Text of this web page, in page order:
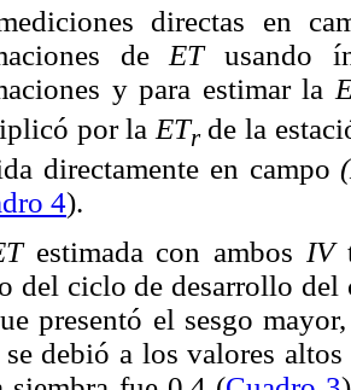
directas en
de ETusando
y para estimar la
por la ETrde la
directamente en campo
4).
estimada con ambos IV
del ciclo de desarrollo
presentó el sesgo
se debió a los valores